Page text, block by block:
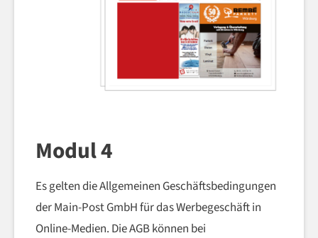
Modul 4
Es gelten die Allgemeinen Geschäftsbedingungen
der Main-Post GmbH für das Werbegeschäft in
Online-Medien. Die AGB können bei